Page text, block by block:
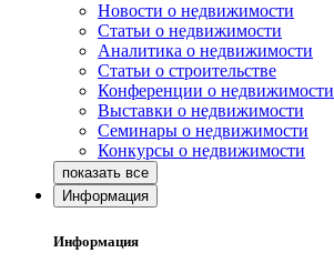
Новости о недвижимости
Статьи о недвижимости
Аналитика о недвижимости
Статьи о строительстве
Конференции о недвижимости
Выставки о недвижимости
Семинары о недвижимости
Конкурсы о недвижимости
Информация
Информация